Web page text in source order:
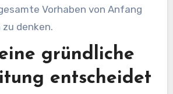
Vorhaben von Anfang
denken.
gründliche
entscheidet